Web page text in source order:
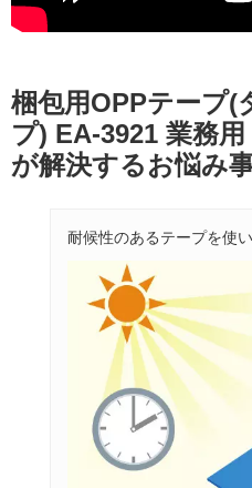
梱包用OPPテープ
プ) EA-3921 業務
が解決するお悩み
耐候性のあるテープを使